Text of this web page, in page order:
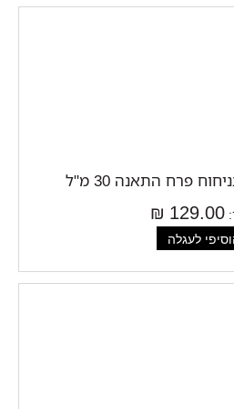
פרח התאנה 30 מ"ל
129.00 ₪